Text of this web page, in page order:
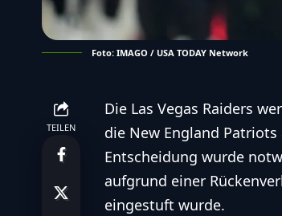
Foto: IMAGO / USA TODAY Network
TEILEN
Die Las Vegas Raiders
die New England
Entscheidung wurde
aufgrund einer
eingestuft wurde.